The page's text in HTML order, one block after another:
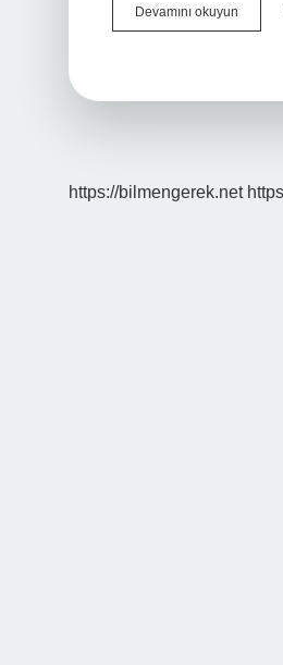
Devamını okuyun
https://bilmengerek.net